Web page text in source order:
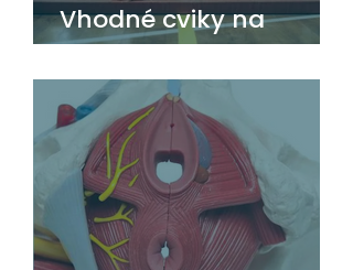
Vhodné cviky na
břicho